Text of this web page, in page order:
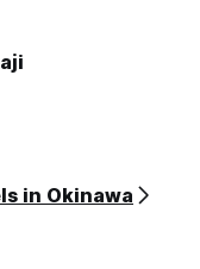
in Okinawa